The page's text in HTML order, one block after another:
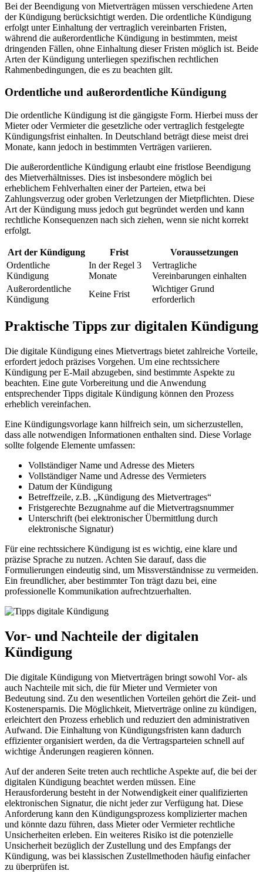
Bei der Beendigung von Mietverträgen müssen verschiedene Arten
der Kündigung berücksichtigt werden. Die ordentliche Kündigung
erfolgt unter Einhaltung der vertraglich vereinbarten Fristen,
während die außerordentliche Kündigung in bestimmten, meist
dringenden Fällen, ohne Einhaltung dieser Fristen möglich ist. Beide
Arten der Kündigung unterliegen spezifischen rechtlichen
Rahmenbedingungen, die es zu beachten gilt.
Ordentliche und außerordentliche Kündigung
Die ordentliche Kündigung ist die gängigste Form. Hierbei muss der
Mieter oder Vermieter die gesetzliche oder vertraglich festgelegte
Kündigungsfrist einhalten. In Deutschland beträgt diese meist drei
Monate, kann jedoch in bestimmten Verträgen variieren.
Die außerordentliche Kündigung erlaubt eine fristlose Beendigung
des Mietverhältnisses. Dies ist insbesondere möglich bei
erheblichem Fehlverhalten einer der Parteien, etwa bei
Zahlungsverzug oder groben Verletzungen der Mietpflichten. Diese
Art der Kündigung muss jedoch gut begründet werden und kann
rechtliche Konsequenzen nach sich ziehen, wenn sie nicht korrekt
erfolgt.
Art der Kündigung Frist
Voraussetzungen
Ordentliche
Kündigung
In der Regel 3
Monate
Vertragliche
Vereinbarungen einhalten
Außerordentliche
Kündigung
Keine Frist
Wichtiger Grund
erforderlich
Praktische Tipps zur digitalen Kündigung
Die digitale Kündigung eines Mietvertrags bietet zahlreiche Vorteile,
erfordert jedoch präzises Vorgehen. Um eine rechtssichere
Kündigung per E-Mail abzugeben, sind bestimmte Aspekte zu
beachten. Eine gute Vorbereitung und die Anwendung
entsprechender Tipps digitale Kündigung können den Prozess
erheblich vereinfachen.
Eine Kündigungsvorlage kann hilfreich sein, um sicherzustellen,
dass alle notwendigen Informationen enthalten sind. Diese Vorlage
sollte folgende Elemente umfassen:
Vollständiger Name und Adresse des Mieters
Vollständiger Name und Adresse des Vermieters
Datum der Kündigung
Betreffzeile, z.B. „Kündigung des Mietvertrages“
Fristgerechte Bezugnahme auf die Mietvertragsnummer
Unterschrift (bei elektronischer Übermittlung durch
elektronische Signatur)
Für eine rechtssichere Kündigung ist es wichtig, eine klare und
präzise Sprache zu nutzen. Achten Sie darauf, dass die
Formulierungen eindeutig sind, um Missverständnisse zu vermeiden.
Ein freundlicher, aber bestimmter Ton trägt dazu bei, eine
professionelle Kommunikation aufrechtzuerhalten.
Vor- und Nachteile der digitalen
Kündigung
Die digitale Kündigung von Mietverträgen bringt sowohl Vor- als
auch Nachteile mit sich, die für Mieter und Vermieter von
Bedeutung sind. Zu den wesentlichen Vorteilen gehört die Zeit- und
Kostenersparnis. Die Möglichkeit, Mietverträge online zu kündigen,
erleichtert den Prozess erheblich und reduziert den administrativen
Aufwand. Die Einhaltung von Kündigungsfristen kann dadurch
effizienter organisiert werden, da die Vertragsparteien schnell auf
wichtige Änderungen reagieren können.
Auf der anderen Seite treten auch rechtliche Aspekte auf, die bei der
digitalen Kündigung beachtet werden müssen. Eine
Herausforderung besteht in der Notwendigkeit einer qualifizierten
elektronischen Signatur, die nicht jeder zur Verfügung hat. Diese
Anforderung kann den Kündigungsprozess komplizierter machen
und könnte dazu führen, dass Mieter oder Vermieter rechtliche
Unsicherheiten erleben. Ein weiteres Risiko ist die potenzielle
Unsicherheit bezüglich der Zustellung und des Empfangs der
Kündigung, was bei klassischen Zustellmethoden häufig einfacher
zu überprüfen ist.